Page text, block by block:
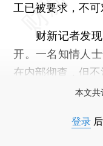
工已被要求，不可
财新记者发现
开。一名知情人
在内部彻查，但不
本文共
登录